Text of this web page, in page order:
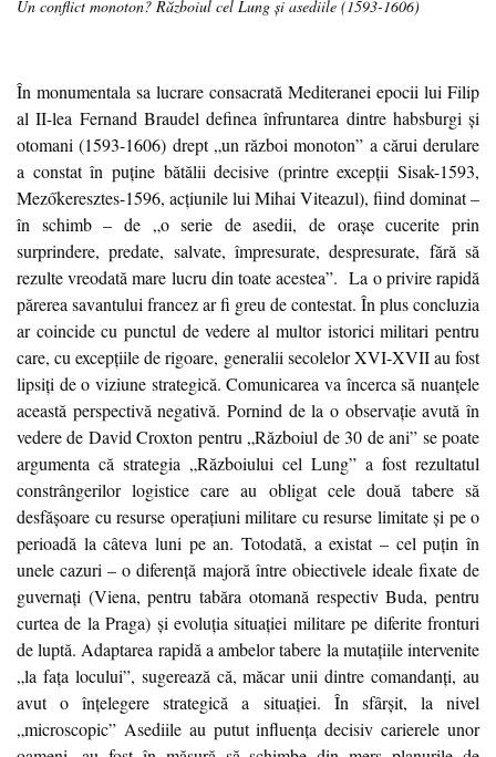
Un conflict monoton? Războiul cel Lung și asediile (1593-1606)
În monumentala sa lucrare consacrată Mediteranei epocii lui Filip
al II-lea Fernand Braudel definea înfruntarea dintre habsburgi și
otomani (1593-1606) drept „un război monoton” a cărui derulare
a constat în puține bătălii decisive (printre excepții Sisak-1593,
Mezőkeresztes-1596, acțiunile lui Mihai Viteazul), fiind dominat –
în schimb – de „o serie de asedii, de orașe cucerite prin
surprindere, predate, salvate, împresurate, despresurate, fără să
rezulte vreodată mare lucru din toate acestea”. La o privire rapidă
părerea savantului francez ar fi greu de contestat. În plus concluzia
ar coincide cu punctul de vedere al multor istorici militari pentru
care, cu excepțiile de rigoare, generalii secolelor XVI-XVII au fost
lipsiți de o viziune strategică. Comunicarea va încerca să nuanțele
această perspectivă negativă. Pornind de la o observație avută în
vedere de David Croxton pentru „Războiul de 30 de ani” se poate
argumenta că strategia „Războiului cel Lung” a fost rezultatul
constrângerilor logistice care au obligat cele două tabere să
desfășoare cu resurse operațiuni militare cu resurse limitate și pe o
perioadă la câteva luni pe an. Totodată, a existat – cel puțin în
unele cazuri – o diferență majoră între obiectivele ideale fixate de
guvernați (Viena, pentru tabăra otomană respectiv Buda, pentru
curtea de la Praga) și evoluția situației militare pe diferite fronturi
de luptă. Adaptarea rapidă a ambelor tabere la mutațiile intervenite
„la fața locului”, sugerează că, măcar unii dintre comandanți, au
avut o înțelegere strategică a situației. În sfârșit, la nivel
„microscopic” Asediile au putut influența decisiv carierele unor